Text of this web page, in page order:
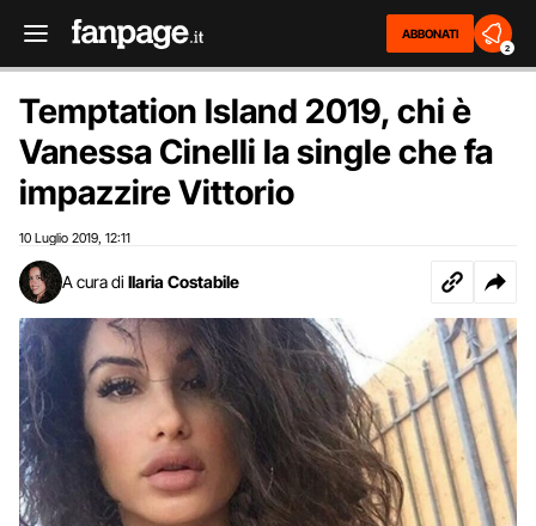
ABBONATI
2
Temptation Island 2019, chi è
Vanessa Cinelli la single che fa
impazzire Vittorio
10 Luglio 2019 12:11
A cura di Ilaria Costabile